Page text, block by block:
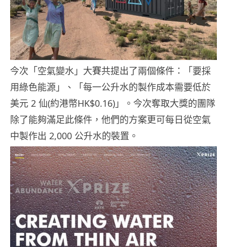
今次「空氣變水」大賽共提出了兩個條件：「要採
用綠色能源」、「每一公升水的製作成本需要低於
美元 2 仙(約港幣HK$0.16)」。今次奪取大獎的團隊
除了能夠滿足此條件，他們的方案更可每日從空氣
中製作出 2,000 公升水的裝置。